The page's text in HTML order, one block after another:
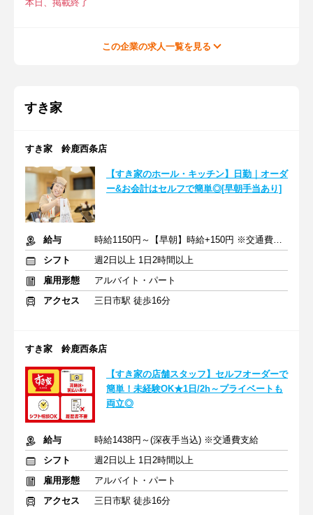
本日、掲載終了
この企業の求人一覧を見る
すき家
すき家 鈴鹿西条店
【すき家のホール・キッチン】日勤｜オーダ
ー&お会計はセルフで簡単◎[早朝手当あり]
給与
時給1150円～【早朝】時給+150円 ※交通費支給
シフト
週2日以上 1日2時間以上
雇用形態
アルバイト・パート
アクセス
三日市駅 徒歩16分
すき家 鈴鹿西条店
【すき家の店舗スタッフ】セルフオーダーで
簡単！未経験OK★1日/2h～プライベートも
両立◎
給与
時給1438円～(深夜手当込) ※交通費支給
シフト
週2日以上 1日2時間以上
雇用形態
アルバイト・パート
アクセス
三日市駅 徒歩16分